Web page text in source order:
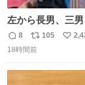
左から長男、三
返
信
8
リ
ポ
105
い
18時間前